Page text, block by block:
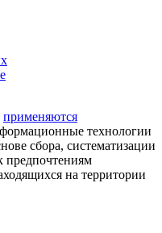
применяются
технологии
сбора, систематизации
предпочтениям
на территории